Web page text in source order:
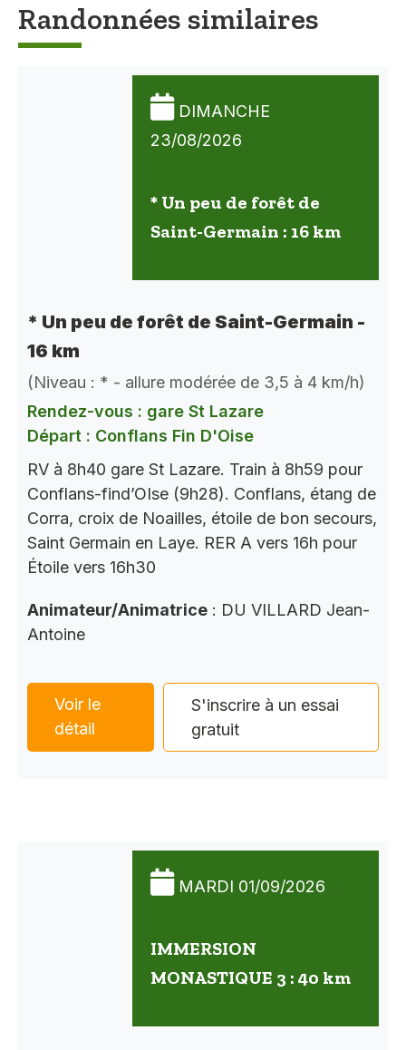
Randonnées similaires
DIMANCHE
23/08/2026
* Un peu de forêt de
Saint-Germain : 16 km
* Un peu de forêt de Saint-Germain -
16 km
(Niveau : * - allure modérée de 3,5 à 4 km/h)
Rendez-vous : gare St Lazare
Départ : Conflans Fin D'Oise
RV à 8h40 gare St Lazare. Train à 8h59 pour
Conflans-find’OIse (9h28). Conflans, étang de
Corra, croix de Noailles, étoile de bon secours,
Saint Germain en Laye. RER A vers 16h pour
Étoile vers 16h30
Animateur/Animatrice : DU VILLARD Jean-
Antoine
Voir le
détail
S'inscrire à un essai
gratuit
MARDI 01/09/2026
IMMERSION
MONASTIQUE 3 : 40 km